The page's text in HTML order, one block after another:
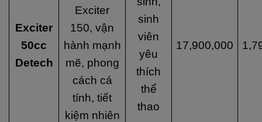
Exciter
50cc
Detech
Exciter
150, vận
hành mạnh
mẽ, phong
cách cá
tính, tiết
kiệm nhiên
sinh
viên
yêu
thích
thể
thao
17,900,000